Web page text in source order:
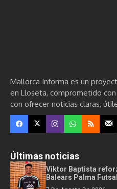
Mallorca Informa es un
en Lloseta, comprometido
con ofrecer noticias claras,
Últimas noticias
Viktor Baptista
Balears Palma Futsal